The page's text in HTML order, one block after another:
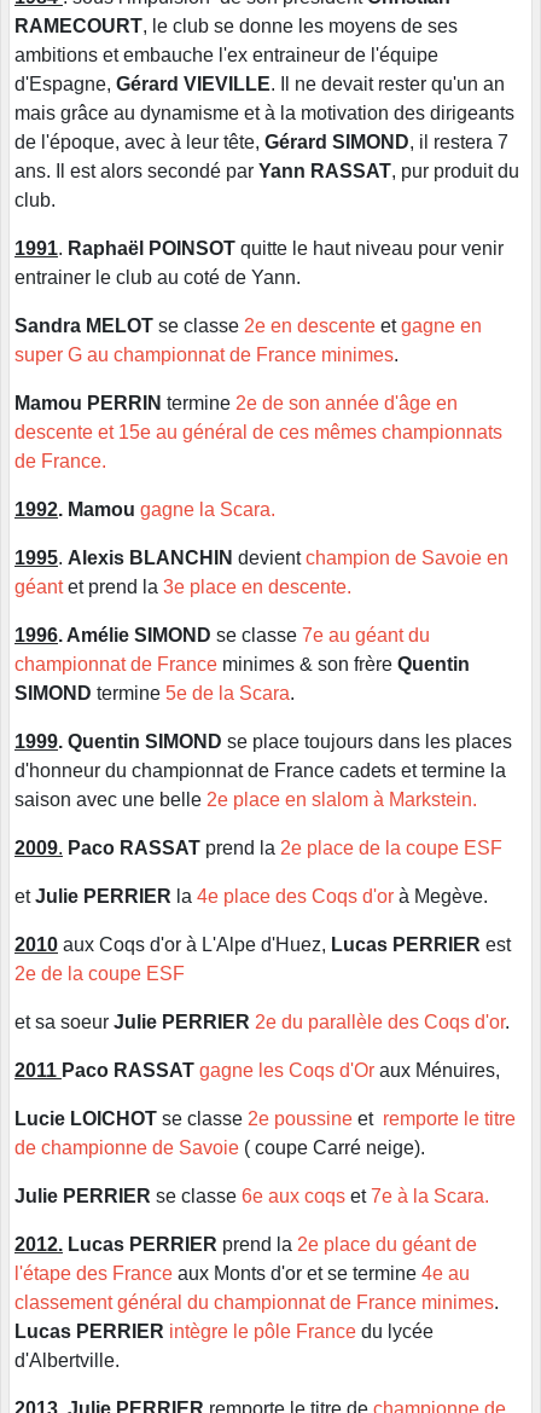
RAMECOURT, le club se donne les moyens de ses
ambitions et embauche l'ex entraineur de l'équipe
d'Espagne, Gérard VIEVILLE. Il ne devait rester qu'un an
mais grâce au dynamisme et à la motivation des dirigeants
de l'époque, avec à leur tête, Gérard SIMOND, il restera 7
ans. Il est alors secondé par Yann RASSAT, pur produit du
club.
1991. Raphaël POINSOT quitte le haut niveau pour venir
entrainer le club au coté de Yann.
Sandra MELOT se classe 2e en descente etgagne en
super G au championnat de France minimes.
Mamou PERRIN termine 2e de son année d'âge en
descente et 15e au général de ces mêmes championnats
de France.
1992. Mamou gagne la Scara.
1995. Alexis BLANCHIN devientchampion de Savoie en
géantet prend la 3e place en descente.
1996. Amélie SIMOND se classe 7e au géant du
championnat de France minimes & son frère Quentin
SIMOND termine 5e de la Scara.
1999. Quentin SIMOND se place toujours dans les places
d'honneur du championnat de France cadets et termine la
saison avec une belle 2e place en slalom à Markstein.
2009. Paco RASSAT prend la 2e place de la coupe ESF
etJulie PERRIER la 4e place des Coqs d'or à Megève.
2010 aux Coqs d'or à L'Alpe d'Huez, Lucas PERRIER est
2e de la coupe ESF
et sa soeur Julie PERRIER 2e du parallèle des Coqs d'or.
2011 Paco RASSAT gagne les Coqs d'Or aux Ménuires,
Lucie LOICHOT se classe 2e poussine et remporte le titre
de championne de Savoie ( coupe Carré neige).
Julie PERRIER se classe 6e aux coqs et7e à la Scara.
2012. Lucas PERRIER prend la 2e place du géant de
l'étape des France aux Monts d'or et se termine 4e au
classement général du championnat de France minimes.
Lucas PERRIER intègre le pôle France du lycée
d'Albertville.